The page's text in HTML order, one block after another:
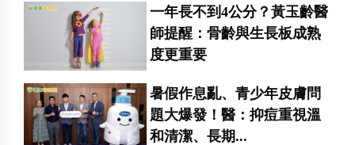
一年長不到4公分？黃玉齡醫
師提醒：骨齡與生長板成熟
度更重要
暑假作息亂、青少年皮膚問
題大爆發！醫：抑痘重視溫
和清潔、長期...